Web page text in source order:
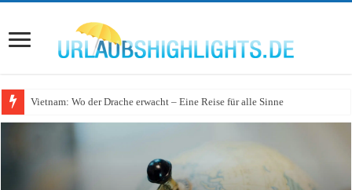
Vietnam: Wo der Drache erwacht – Eine Reise für alle Sinne